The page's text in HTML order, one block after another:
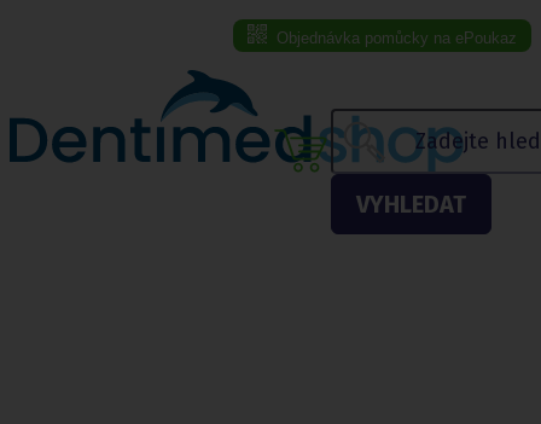
Objednávka pomůcky na ePoukaz
VYHLEDAT